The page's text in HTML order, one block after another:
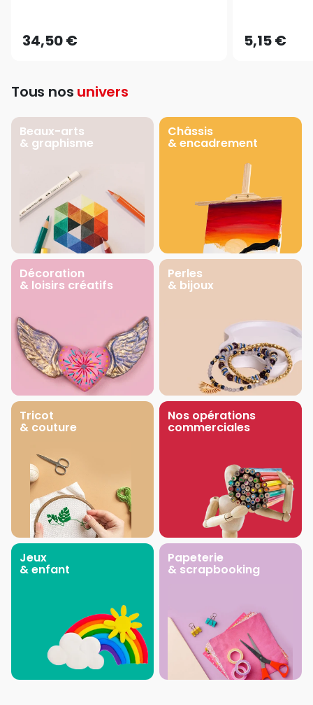
34,50 € 5,15 €
Tous nos univers
Beaux-arts
& graphisme
Châssis
& encadrement
Décoration
& loisirs créatifs
Perles
& bijoux
Tricot
& couture
Nos opérations
commerciales
Jeux
& enfant
Papeterie
& scrapbooking